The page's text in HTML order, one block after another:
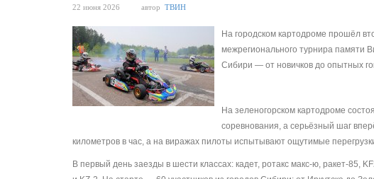
22 июня 2026 автор ТВИН
На городском картодроме прошёл
межрегионального турнира памяти
Сибири — от новичков до опытных
На зеленогорском картодроме
соревнования, а серьёзный шаг
километров в час, а на виражах пилоты испытывают ощутимые
В первый день заезды в шести классах: кадет, ротакс макс-ю, ракет-